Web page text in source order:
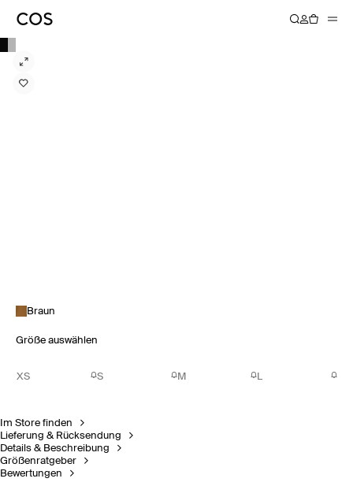
Braun
Größe auswählen
XS S M L
Im Store finden
Lieferung & Rücksendung
Details & Beschreibung
Größenratgeber
Bewertungen